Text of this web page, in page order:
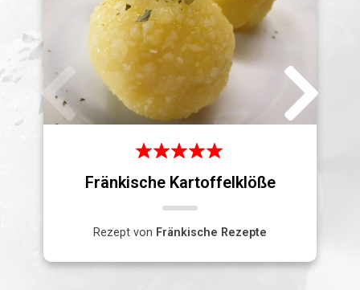
Fränkische Kartoffelklöße
Rezept von Fränkische Rezepte